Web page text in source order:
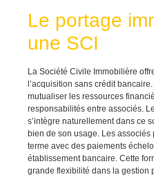
Le portage
une SCI
La Société Civile Immobilière
l’acquisition sans crédit
mutualiser les ressources
responsabilités entre associés.
s’intègre naturellement dans ce
bien de son usage. Les
terme avec des paiements
établissement bancaire. Cette
grande flexibilité dans la gestion